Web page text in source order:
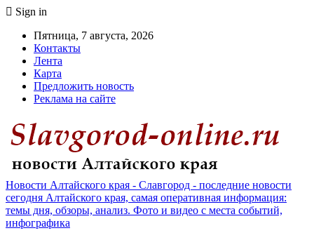
Sign in
Пятница, 7 августа, 2026
Контакты
Лента
Карта
Предложить новость
Реклама на сайте
Новости Алтайского края - Славгород - последние новости
сегодня Алтайского края, самая оперативная информация:
темы дня, обзоры, анализ. Фото и видео с места событий,
инфографика